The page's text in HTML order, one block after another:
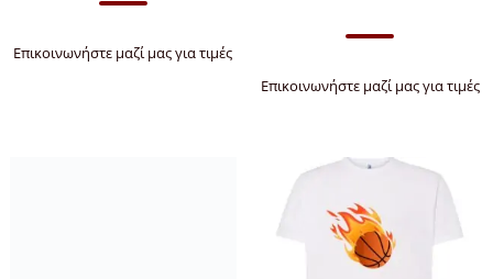
Επικοινωνήστε μαζί μας για τιμές
Επικοινωνήστε μαζί μας για τιμές